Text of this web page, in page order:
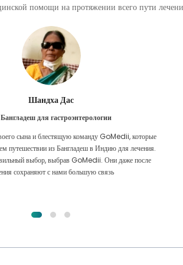
помощи на протяжении всего пути
Фурканул Ислам
Бангладеш для пересадки почки
что смогу получить какое-либо лечение моей
Это было только после того, как я по милости
на GoMedii и связался с ними.